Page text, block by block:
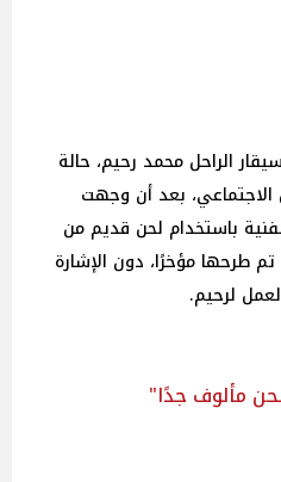
الراحل محمد رحيم، حالة
بعد أن وجهت
باستخدام لحن قديم من
طرحها مؤخرًا، دون الإشارة
لرحيم.
مألوف جدًا"